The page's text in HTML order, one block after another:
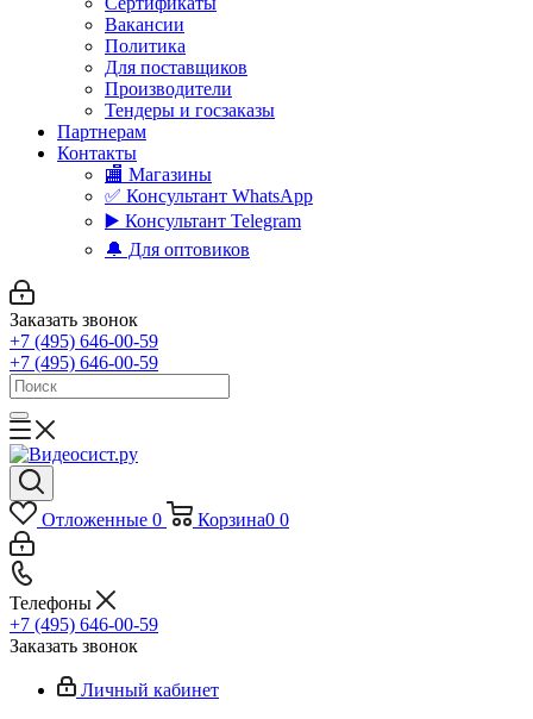
Вакансии
Политика
Для поставщиков
Производители
Тендеры и госзаказы
Партнерам
Контакты
🏬 Магазины
✅️ Консультант WhatsApp
▶️ Консультант Telegram
🔔 Для оптовиков
Заказать звонок
+7 (495) 646-00-59
+7 (495) 646-00-59
Отложенные 0 Корзина0 0
Телефоны
+7 (495) 646-00-59
Заказать звонок
Личный кабинет